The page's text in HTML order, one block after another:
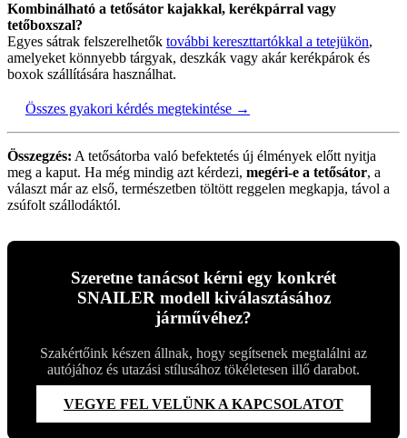
Kombinálható a tetősátor kajakkal, kerékpárral vagy
tetőboxszal?
Egyes sátrak felszerelhetők további kereszttartókkal a tetejükön,
amelyeket könnyebb tárgyak, deszkák vagy akár kerékpárok és
boxok szállítására használhat.
Összes gyakori kérdés megtekintése →
Összegzés: A tetősátorba való befektetés új élmények előtt nyitja
meg a kaput. Ha még mindig azt kérdezi, megéri-e a tetősátor, a
választ már az első, természetben töltött reggelen megkapja, távol a
zsúfolt szállodáktól.
Szeretne tanácsot kérni egy konkrét
SNAILER modell kiválasztásához
járművéhez?
Szakértőink készen állnak, hogy segítsenek megtalálni az
autójához és utazási stílusához tökéletesen illő darabot.
VEGYE FEL VELÜNK A KAPCSOLATOT